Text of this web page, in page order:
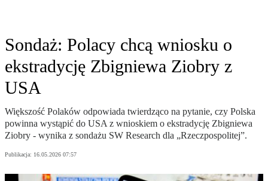
Sondaż: Polacy chcą wniosku o
ekstradycję Zbigniewa Ziobry z
USA
Większość Polaków odpowiada twierdząco na pytanie, czy Polska
powinna wystąpić do USA z wnioskiem o ekstradycję Zbigniewa
Ziobry - wynika z sondażu SW Research dla „Rzeczpospolitej”.
Publikacja: 16.05.2026 07:57